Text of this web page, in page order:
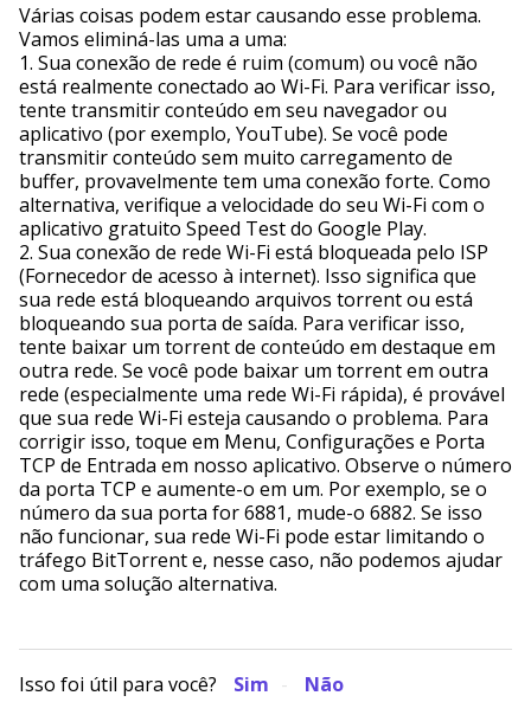
Várias coisas podem estar causando esse problema.
Vamos eliminá-las uma a uma:
1. Sua conexão de rede é ruim (comum) ou você não
está realmente conectado ao Wi-Fi. Para verificar isso,
tente transmitir conteúdo em seu navegador ou
aplicativo (por exemplo, YouTube). Se você pode
transmitir conteúdo sem muito carregamento de
buffer, provavelmente tem uma conexão forte. Como
alternativa, verifique a velocidade do seu Wi-Fi com o
aplicativo gratuito Speed Test do Google Play.
2. Sua conexão de rede Wi-Fi está bloqueada pelo ISP
(Fornecedor de acesso à internet). Isso significa que
sua rede está bloqueando arquivos torrent ou está
bloqueando sua porta de saída. Para verificar isso,
tente baixar um torrent de conteúdo em destaque em
outra rede. Se você pode baixar um torrent em outra
rede (especialmente uma rede Wi-Fi rápida), é provável
que sua rede Wi-Fi esteja causando o problema. Para
corrigir isso, toque em Menu, Configurações e Porta
TCP de Entrada em nosso aplicativo. Observe o número
da porta TCP e aumente-o em um. Por exemplo, se o
número da sua porta for 6881, mude-o 6882. Se isso
não funcionar, sua rede Wi-Fi pode estar limitando o
tráfego BitTorrent e, nesse caso, não podemos ajudar
com uma solução alternativa.
Isso foi útil para você? Sim Não